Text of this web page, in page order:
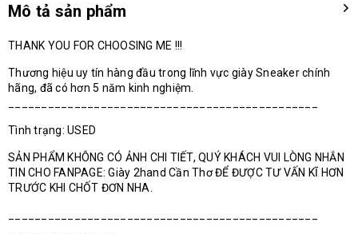
Mô tả sản phẩm
THANK YOU FOR CHOOSING ME !!!
Thương hiệu uy tín hàng đầu trong lĩnh vực giày Sneaker chính
hãng, đã có hơn 5 năm kinh nghiệm.
Tình trạng: USED
SẢN PHẨM KHÔNG CÓ ẢNH CHI TIẾT, QUÝ KHÁCH VUI LÒNG NHẮN
TIN CHO FANPAGE: Giày 2hand Cần Thơ ĐỂ ĐƯỢC TƯ VẤN KĨ HƠN
TRƯỚC KHI CHỐT ĐƠN NHA.